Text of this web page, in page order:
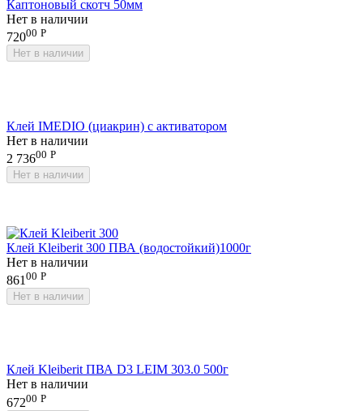
Каптоновый скотч 50мм
Нет в наличии
72000 Р
Нет в наличии
Клей IMEDIO (циакрин) с активатором
Нет в наличии
2 73600 Р
Нет в наличии
Клей Kleiberit 300 ПВА (водостойкий)1000г
Нет в наличии
861 00 Р
Нет в наличии
Клей Kleiberit ПВА D3 LEIM 303.0 500г
Нет в наличии
67200 Р